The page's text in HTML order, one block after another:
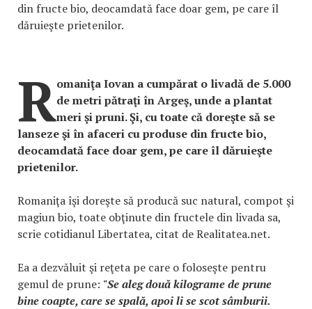
din fructe bio, deocamdată face doar gem, pe care îl
dăruieşte prietenilor.
Romaniţa Iovan a cumpărat o livadă de 5.000
de metri pătraţi în Argeş, unde a plantat
meri şi pruni. Şi, cu toate că doreşte să se
lanseze şi în afaceri cu produse din fructe bio,
deocamdată face doar gem, pe care îl dăruieşte
prietenilor.
Romaniţa îşi doreşte să producă suc natural, compot şi
magiun bio, toate obţinute din fructele din livada sa,
scrie cotidianul Libertatea, citat de Realitatea.net.
Ea a dezvăluit şi reţeta pe care o foloseşte pentru
gemul de prune: "Se aleg două kilograme de prune
bine coapte, care se spală, apoi li se scot sâmburii.